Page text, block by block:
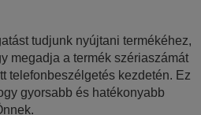
tudjunk nyújtani termékéhez,
megadja a termék szériaszámát
telefonbeszélgetés kezdetén. Ez
gyorsabb és hatékonyabb